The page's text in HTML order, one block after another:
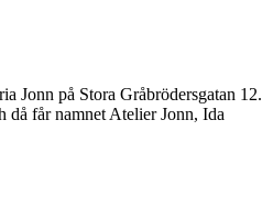
Jonn på Stora Gråbrödersgatan 12.
då får namnet Atelier Jonn, Ida